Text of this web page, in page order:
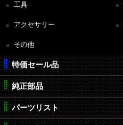
工具
アクセサリー
その他
特価セール品
純正部品
パーツリスト